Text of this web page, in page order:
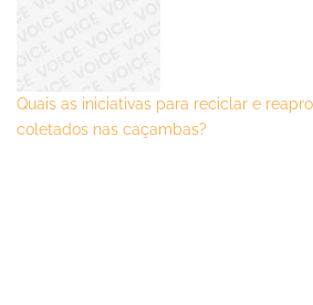
Quais as iniciativas para reciclar e
coletados nas caçambas?